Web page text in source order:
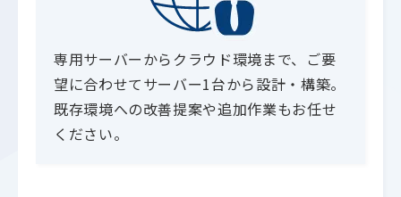
専用サーバーからクラウド環境まで、ご要
望に合わせてサーバー1台から設計・構築。
既存環境への改善提案や追加作業もお任せ
ください。